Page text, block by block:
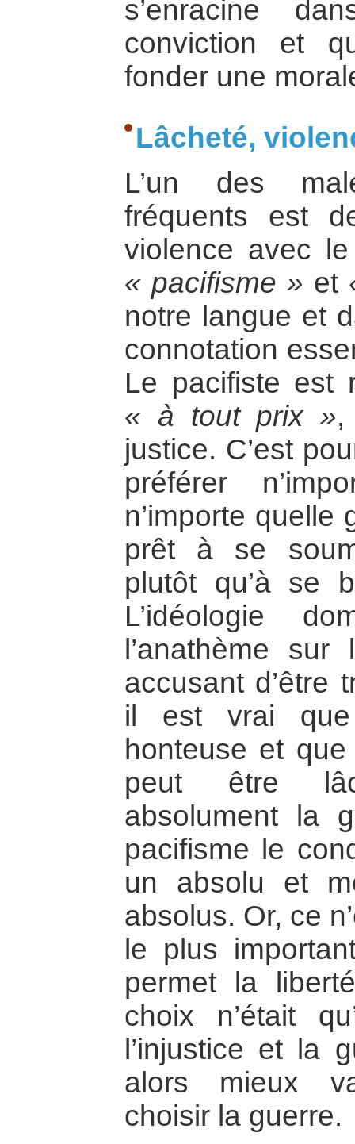
s’enracine
conviction et
fonder une
Lâcheté,
L’un des
fréquents est
violence avec
« pacifisme » et
notre langue et
connotation
Le pacifiste est
« à tout prix »,
justice. C’est
préférer
n’importe quelle
prêt à se
plutôt qu’à se
L’idéologie
l’anathème
accusant d’être
il est vrai
honteuse et
peut être
absolument la
pacifisme le
un absolu et
absolus. Or, ce
le plus
permet la
choix n’était
l’injustice et la
alors mieux
choisir la guerre.